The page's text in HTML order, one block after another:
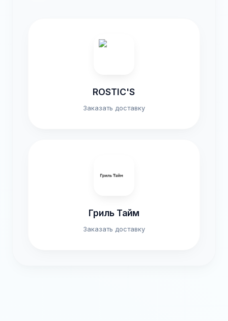
ROSTIC'S
Заказать доставку
Гриль Тайм
Заказать доставку